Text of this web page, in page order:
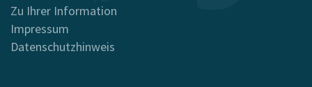
Zu Ihrer Information
Impressum
Datenschutzhinweis